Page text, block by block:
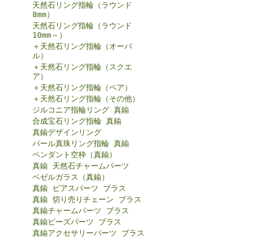
天然石リング指輪（ラウンド
8mm）
天然石リング指輪（ラウンド
10mm～）
＋天然石リング指輪（オーバ
ル）
＋天然石リング指輪（スクエ
ア）
＋天然石リング指輪（ペア）
＋天然石リング指輪（その他）
ジルコニア指輪リング 真鍮
合成宝石リング指輪 真鍮
真鍮デザインリング
パール真珠リング指輪 真鍮
ペンダント空枠（真鍮）
真鍮 天然石チャームパーツ
ベゼルガラス（真鍮）
真鍮 ピアスパーツ ブラス
真鍮 切り売りチェーン ブラス
真鍮チャームパーツ ブラス
真鍮ビーズパーツ ブラス
真鍮アクセサリーパーツ ブラス